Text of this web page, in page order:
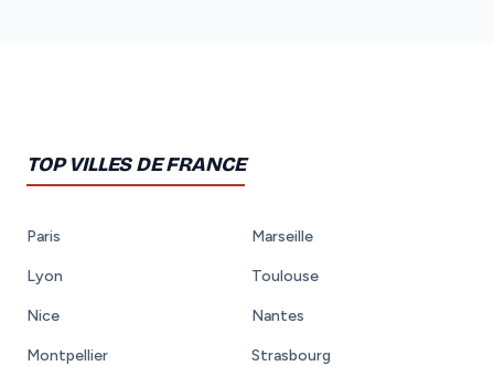
TOP VILLES DE FRANCE
Paris Marseille
Lyon Toulouse
Nice Nantes
Montpellier Strasbourg